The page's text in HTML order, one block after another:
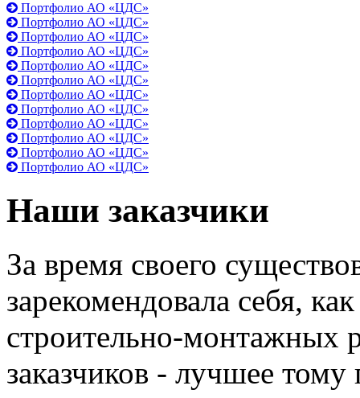
Портфолио АО «ЦДС»
Портфолио АО «ЦДС»
Портфолио АО «ЦДС»
Портфолио АО «ЦДС»
Портфолио АО «ЦДС»
Портфолио АО «ЦДС»
Портфолио АО «ЦДС»
Портфолио АО «ЦДС»
Портфолио АО «ЦДС»
Портфолио АО «ЦДС»
Портфолио АО «ЦДС»
Портфолио АО «ЦДС»
Наши заказчики
За время своего
зарекомендовала себя,
строительно-монтажных
заказчиков - лучшее